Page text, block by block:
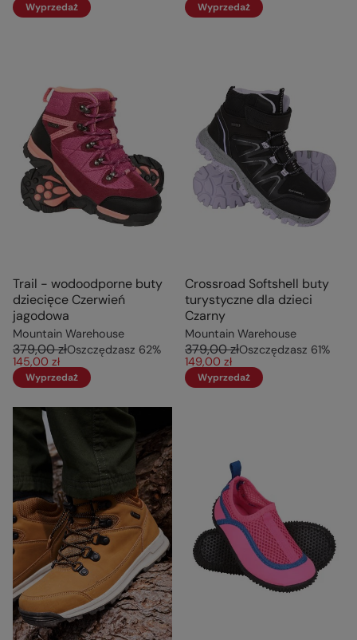
Wyprzedaż Wyprzedaż
Trail - wodoodporne buty
dziecięce Czerwień
jagodowa
Mountain Warehouse
379,00 złOszczędzasz 62%
145,00 zł
Wyprzedaż
Crossroad Softshell buty
turystyczne dla dzieci
Czarny
Mountain Warehouse
379,00 złOszczędzasz 61%
149,00 zł
Wyprzedaż